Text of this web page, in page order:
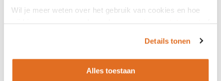
Wil je meer weten over het gebruik van cookies en hoe
Details tonen
Alles toestaan
LinkedInYoutube